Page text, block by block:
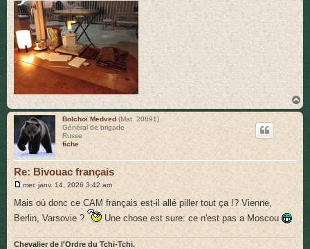
H
a
u
t
Bolchoï Medved (Mat. 20891)
Général de brigade
Russe
fiche
Re: Bivouac français
M
s
a
mer. janv. 14, 2026 3:42 am
Mais où donc ce CAM français est-il allé piller tout ça !? Vienne,
Berlin, Varsovie ?
Une chose est sure: ce n'est pas a Moscou
Chevalier de l'Ordre du Tchi-Tchi.